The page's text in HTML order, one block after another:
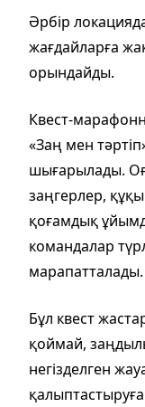
Әрбір
жағдайларға
орындайды.
Квест-
«Заң мен
шығарылады.
заңгерлер,
қоғамдық
командалар
марапатталады.
Бұл квест
қоймай,
негізделген